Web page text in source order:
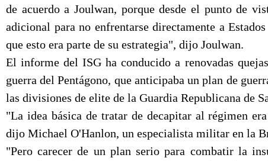
de acuerdo a Joulwan, porque desde el punto de
adicional para no enfrentarse directamente a
que esto era parte de su estrategia", dijo Joulwan.
El informe del ISG ha conducido a renovadas
guerra del Pentágono, que anticipaba un plan de
las divisiones de elite de la Guardia Republicana de
"La idea básica de tratar de decapitar al régimen
dijo Michael O'Hanlon, un especialista militar en la
"Pero carecer de un plan serio para combatir la